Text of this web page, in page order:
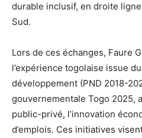
durable inclusif, en droite
Sud.
Lors de ces échanges, Faure
l’expérience togolaise issue
développement (PND 2018-
gouvernementale Togo 2025,
public-privé, l’innovation
d’emplois. Ces initiatives